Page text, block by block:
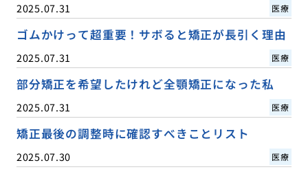
2025.07.31 医療
ゴムかけって超重要！サボると矯正が長引く理由
2025.07.31 医療
部分矯正を希望したけれど全顎矯正になった私
2025.07.31 医療
矯正最後の調整時に確認すべきことリスト
2025.07.30 医療